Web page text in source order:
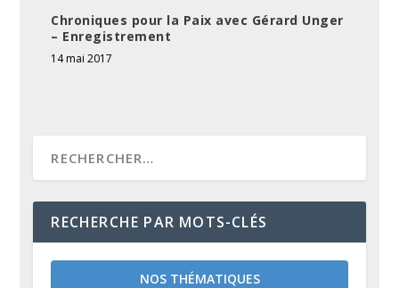
Chroniques pour la Paix avec Gérard Unger
– Enregistrement
14 mai 2017
RECHERCHE PAR MOTS-CLÉS
NOS THÉMATIQUES